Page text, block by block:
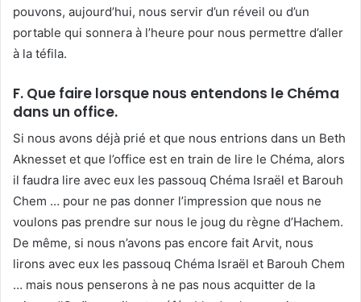
pouvons, aujourd’hui, nous servir d’un réveil ou d’un
portable qui sonnera à l’heure pour nous permettre d’aller
à la téfila.
F. Que faire lorsque nous entendons le Chéma
dans un office.
Si nous avons déjà prié et que nous entrions dans un Beth
Aknesset et que l’office est en train de lire le Chéma, alors
il faudra lire avec eux les passouq Chéma Israël et Barouh
Chem … pour ne pas donner l’impression que nous ne
voulons pas prendre sur nous le joug du règne d’Hachem.
De même, si nous n’avons pas encore fait Arvit, nous
lirons avec eux les passouq Chéma Israël et Barouh Chem
… mais nous penserons à ne pas nous acquitter de la